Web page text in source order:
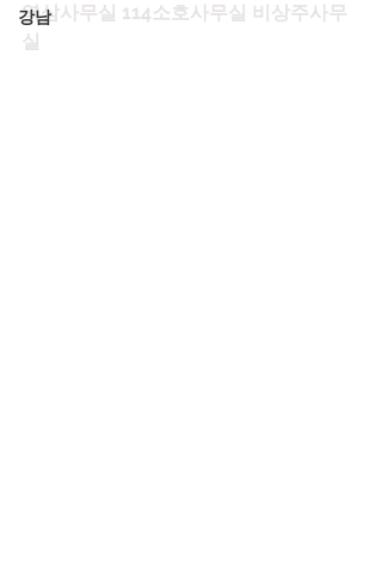
강남
역삼사무실 114소호사무실 비상주사무
실